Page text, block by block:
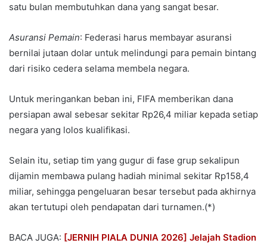
satu bulan membutuhkan dana yang sangat besar.
Asuransi Pemain: Federasi harus membayar asuransi
bernilai jutaan dolar untuk melindungi para pemain bintang
dari risiko cedera selama membela negara.
Untuk meringankan beban ini, FIFA memberikan dana
persiapan awal sebesar sekitar Rp26,4 miliar kepada setiap
negara yang lolos kualifikasi.
Selain itu, setiap tim yang gugur di fase grup sekalipun
dijamin membawa pulang hadiah minimal sekitar Rp158,4
miliar, sehingga pengeluaran besar tersebut pada akhirnya
akan tertutupi oleh pendapatan dari turnamen.(*)
BACA JUGA: [JERNIH PIALA DUNIA 2026] Jelajah Stadion